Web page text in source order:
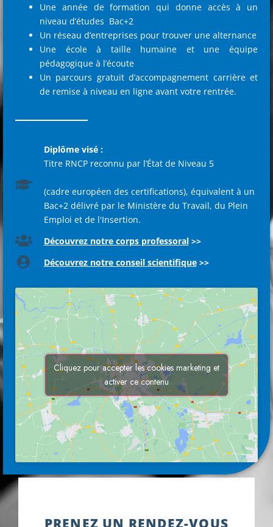
Une année de formation qui donne accès à un
niveau d’études Bac+2
Un réseau d’entreprises pour trouver une alternance
Une école à taille humaine et une équipe
pédagogique à l’écoute
Un parcours gratuit d’accompagnement carrière et
de remise à niveau en ligne avant votre rentrée.
Diplôme visé :
Titre RNCP reconnu par l’État de Niveau 5
(cadre européen des certifications), équivalent à un
Bac+2 délivré par le Ministère du Travail, du Plein
Emploi et de l'Insertion.
Découvrez notre corps professoral>>
Découvrez notre conseil scientifique>>
Cliquez pour accepter les cookies marketing et
activer ce contenu
PRENEZ UN RENDEZ-VOUS